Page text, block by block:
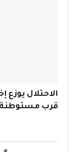
الاحتلال
قرب مستوطنة